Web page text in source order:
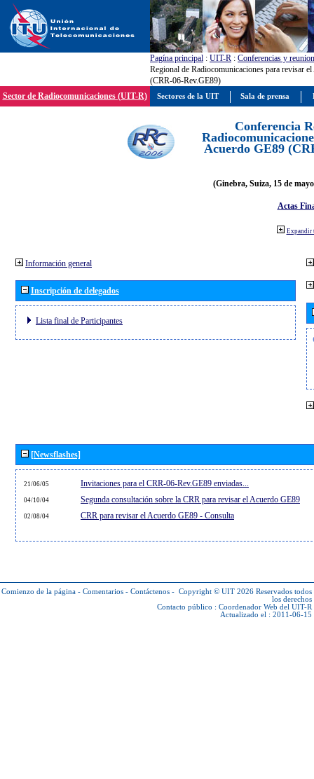
Pagína principal : UIT-R : Conferencias y
Regional de Radiocomunicaciones para revisar
(CRR-06-Rev.GE89)
Sector de Radiocomunicaciones (UIT-R)
Conferencia
Acuerdo GE89
(Ginebra, Suiza, 15 de
Actas
Expandir
Información general
Inscripción de delegados
Lista final de Participantes
[Newsflashes]
21/06/05 Invitaciones para el CRR-06-Rev.GE89 enviadas...
04/10/04 Segunda consultación sobre la CRR para revisar el Acuerdo GE89
02/08/04 CRR para revisar el Acuerdo GE89 - Consulta
Comienzo de la página - Comentarios - Contáctenos - Copyright © UIT 2026 Reservados todos
los derechos
Contacto público : Coordenador Web del UIT-R
Actualizado el : 2011-06-15
Sectores de la UIT Sala de prensa